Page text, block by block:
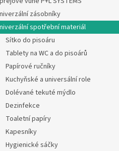
zásobníky
spotřební materiál
Sítko do pisoáru
Tablety na WC a do pisoárů
Papírové ručníky
Kuchyňské a universální role
Dolévané tekuté mýdlo
Dezinfekce
Toaletní papíry
Kapesníky
Hygienické sáčky